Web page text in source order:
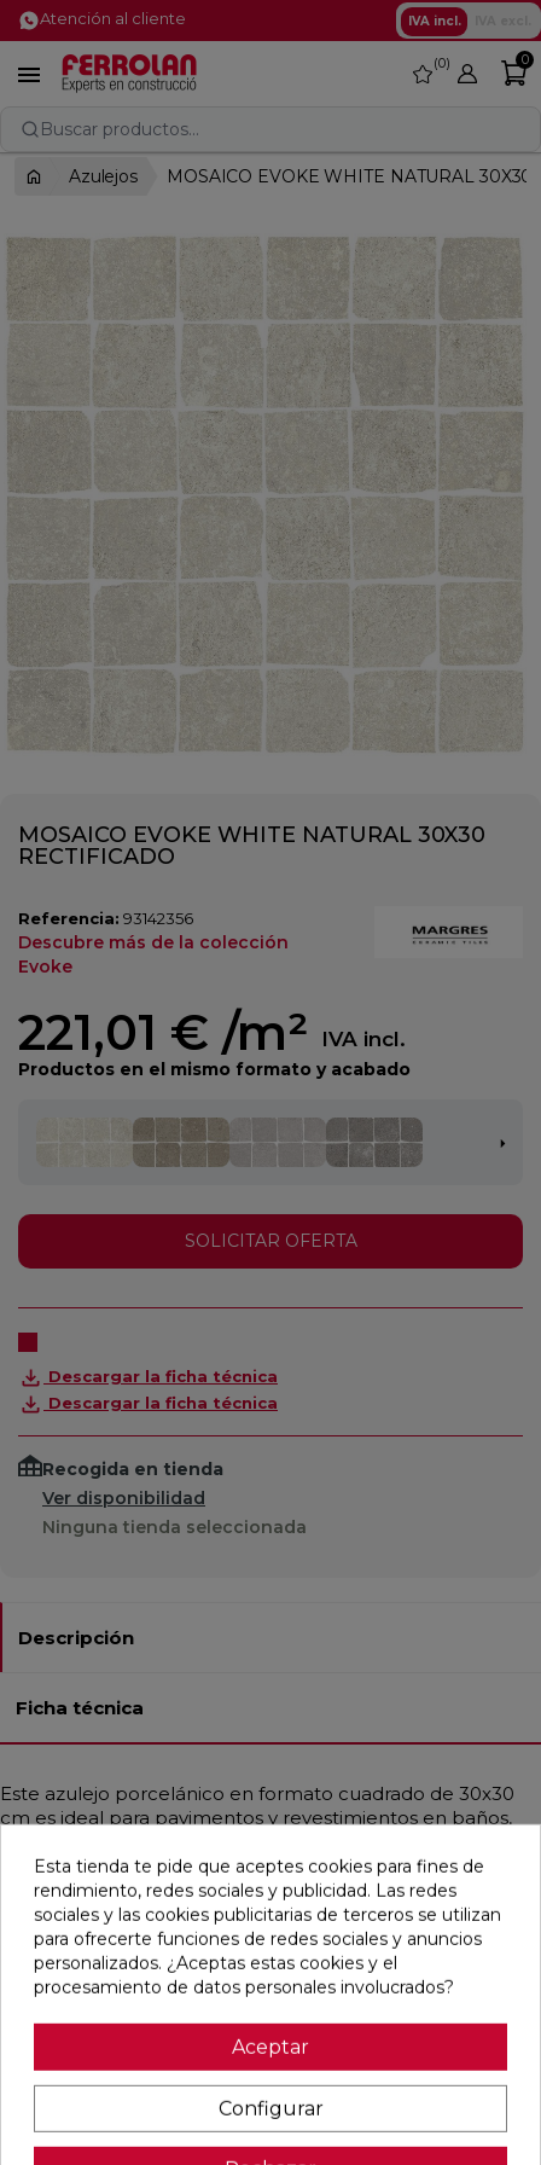
Atención al cliente IVA incl.
 favorite
0 0
Buscar productos...
Azulejos MOSAICO EVOKE WHITE NATURAL 30X30
MOSAICO EVOKE WHITE NATURAL 30X30
RECTIFICADO
Referencia: 93142356
Descubre más de la colección
Evoke
221,01 € /m² IVA incl.
Productos en el mismo formato y acabado
SOLICITAR OFERTA
Descargar la ficha técnica
Descargar la ficha técnica
Recogida en tienda
Ver disponibilidad
Ninguna tienda seleccionada
Descripción
Ficha técnica
Este azulejo porcelánico en formato cuadrado de 30x30
cm es ideal para pavimentos y revestimientos en baños,
texturado, natural y rectificado le da un toque
contemporáneo, vintage e industrial, simulando cemento
en un elegante color hueso. Es resistente a cargas
pesadas, choques térmicos, hielo, fuego y bacterias, lo que
lo hace perfecto para cualquier entorno. Además, su
instalación, limpieza y remoción son muy sencillas.
Pensamos que te puede interesar
Esta tienda te pide que aceptes cookies para fines de
rendimiento, redes sociales y publicidad. Las redes
sociales y las cookies publicitarias de terceros se utilizan
para ofrecerte funciones de redes sociales y anuncios
personalizados. ¿Aceptas estas cookies y el
procesamiento de datos personales involucrados?
Aceptar
Configurar